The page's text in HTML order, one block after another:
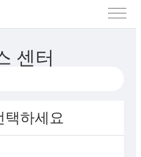
센터
하세요